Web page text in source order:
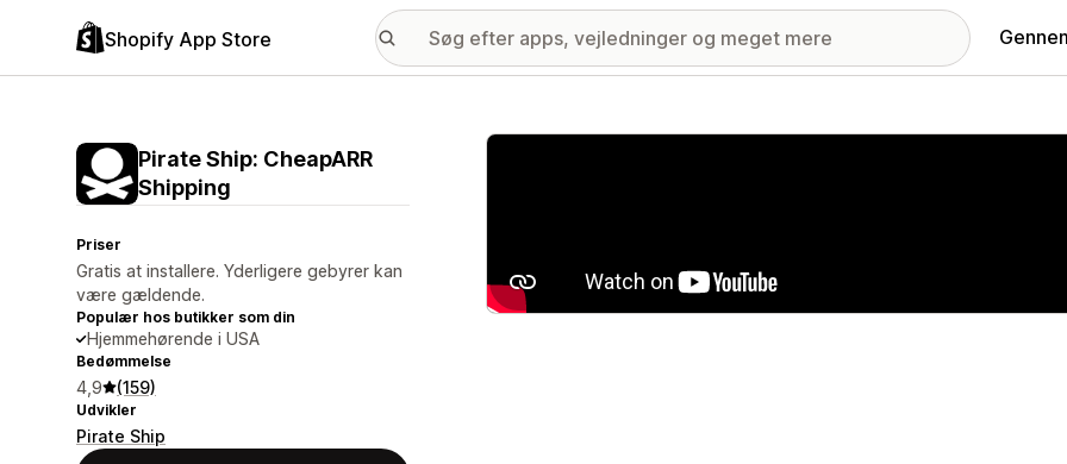
Shopify App Store
Pirate Ship: CheapARR
Shipping
Priser
Gratis at installere. Yderligere gebyrer kan
være gældende.
Populær hos butikker som din
Hjemmehørende i USA
Bedømmelse
4,9 (159)
Udvikler
Pirate Ship
Galleri med udvalgte billeder